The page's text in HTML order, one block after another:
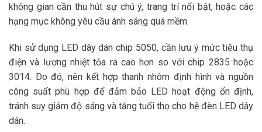
không gian cần thu hút sự chú ý, trang trí nổi bật, hoặc các
hạng mục không yêu cầu ánh sáng quá mềm.
Khi sử dụng LED dây dán chip 5050, cần lưu ý mức tiêu thụ
điện và lượng nhiệt tỏa ra cao hơn so với chip 2835 hoặc
3014. Do đó, nên kết hợp thanh nhôm định hình và nguồn
công suất phù hợp để đảm bảo LED hoạt động ổn định,
tránh suy giảm độ sáng và tăng tuổi thọ cho hệ đèn LED dây
dán.